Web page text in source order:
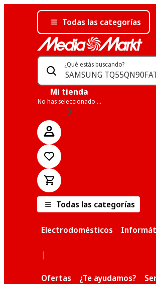
Todas las categorías
¿Qué estás buscando?
Mi tienda
No has seleccionado una tienda
Todas las categorías
Electrodomésticos
|
Ofertas ¿Te ayudamos?